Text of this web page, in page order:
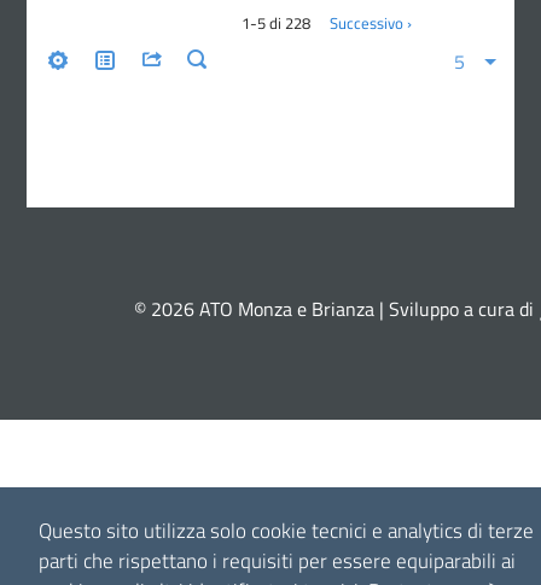
Questo sito utilizza solo cookie tecnici e analytics di terze
parti che rispettano i requisiti per essere equiparabili ai
© 2026 ATO Monza e Brianza | Sviluppo a cura di